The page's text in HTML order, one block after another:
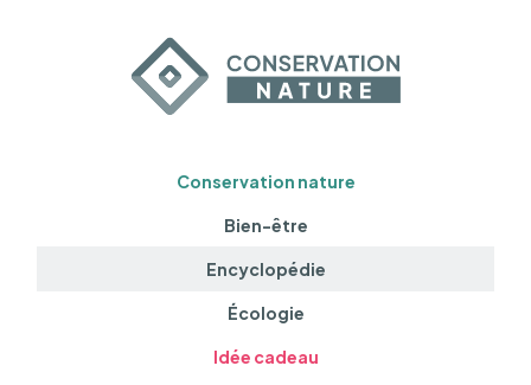
Conservation nature
Bien-être
Encyclopédie
Écologie
Idée cadeau